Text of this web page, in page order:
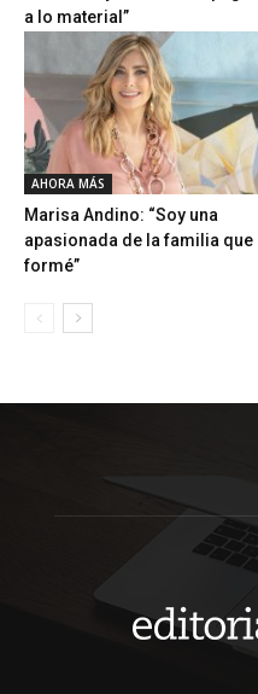
a lo material”
AHORA MÁS
Marisa Andino: “Soy una
apasionada de la familia que
formé”